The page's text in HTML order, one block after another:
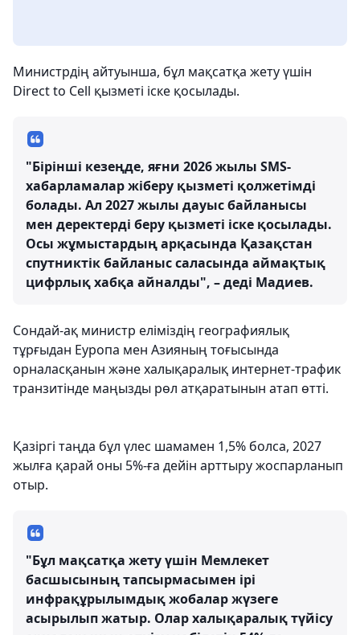
Министрдің айтуынша, бұл мақсатқа жету үшін
Direct to Cell қызметі іске қосылады.
"Бірінші кезеңде, яғни 2026 жылы SMS-
хабарламалар жіберу қызметі қолжетімді
болады. Ал 2027 жылы дауыс байланысы
мен деректерді беру қызметі іске қосылады.
Осы жұмыстардың арқасында Қазақстан
спутниктік байланыс саласында аймақтық
цифрлық хабқа айналды", – деді Мадиев.
Сондай-ақ министр еліміздің географиялық
тұрғыдан Еуропа мен Азияның тоғысында
орналасқанын және халықаралық интернет-трафик
транзитінде маңызды рөл атқаратынын атап өтті.
Қазіргі таңда бұл үлес шамамен 1,5% болса, 2027
жылға қарай оны 5%-ға дейін арттыру жоспарланып
отыр.
"Бұл мақсатқа жету үшін Мемлекет
басшысының тапсырмасымен ірі
инфрақұрылымдық жобалар жүзеге
асырылып жатыр. Олар халықаралық түйісу